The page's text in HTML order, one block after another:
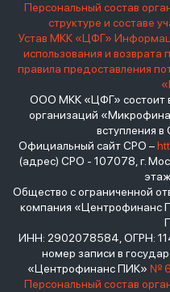
Персональный состав
структуре и составе
Устав МКК «ЦФГ»
использования и возврата
правила предоставления
ООО МКК «ЦФГ» состоит
организаций
вступления в
Официальный сайт СРО –
(адрес) СРО - 107078, г.
Общество с ограниченной
компания
ИНН: 2902078584, ОГРН:
номер записи в
«Центрофинанс ПИК» №
Персональный состав